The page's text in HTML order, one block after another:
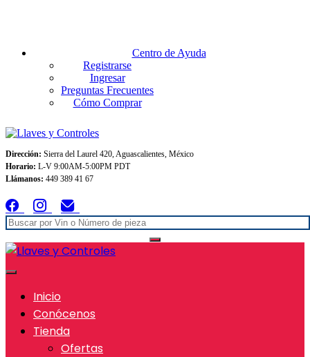
Centro de Ayuda
Registrarse
Ingresar
Preguntas Frecuentes
Cómo Comprar
Dirección: Sierra del Laurel 420, Aguascalientes, México
Horario: L-V 9:00AM-5:00PM PDT
Llámanos: 449 389 41 67
Inicio
Conócenos
Tienda
Ofertas